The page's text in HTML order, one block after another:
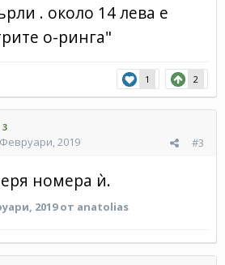
. около 14 лева е
о-ринга"
1 2
3
#3
2019
номера ѝ.
2019от anatolias